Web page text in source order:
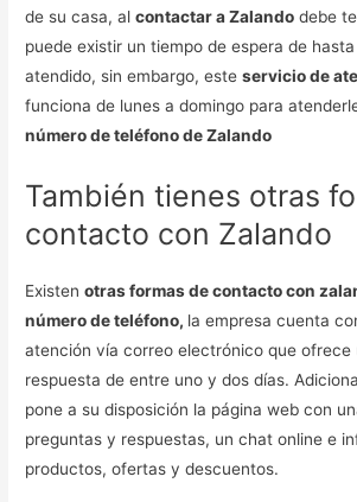
de su casa, alcontactar a Zalando debe
puede existir un tiempo de espera de
atendido, sin embargo, esteservicio de
funciona de lunes a domingo para
número de teléfono de Zalando
También tienes otras
contacto con Zalando
Existenotras formas de contacto con
número de teléfono, la empresa cuenta
atención vía correo electrónico que ofrece
respuesta de entre uno y dos días.
pone a su disposición la página web con
preguntas y respuestas, un chat online e
productos, ofertas y descuentos.